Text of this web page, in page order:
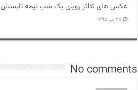
عکس های تئاتر رویای یک شب نیمه تابستان
۲۸ تیر ۱۳۹۵
No comments